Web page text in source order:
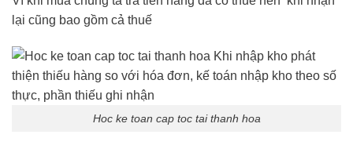
lại cũng bao gồm cả thuế
Hoc ke toan cap toc tai thanh hoa